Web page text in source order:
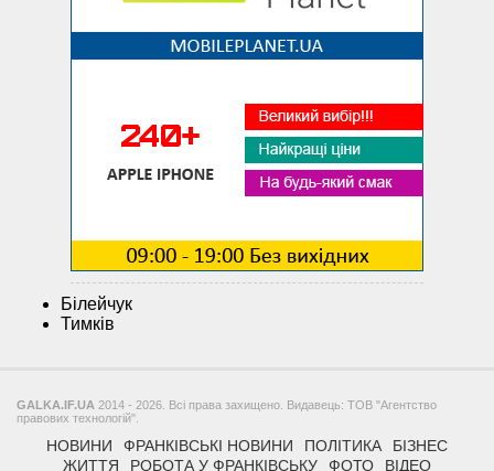
Білейчук
Тимків
GALKA.IF.UA 2014 - 2026. Всі права захищено. Видавець: ТОВ "Агентство
правових технологій".
НОВИНИ ФРАНКІВСЬКІ НОВИНИ ПОЛІТИКА
БІЗНЕС
ЖИТТЯ
РОБОТА У ФРАНКІВСЬКУ ФОТО ВІДЕО